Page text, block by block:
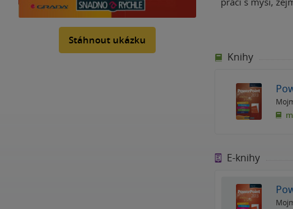
Stáhnout ukázku
Knihy
E-knihy